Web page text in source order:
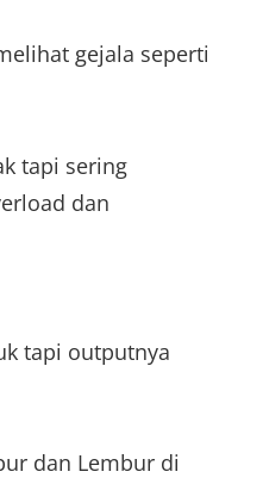
gejala seperti
tapi sering
dan
tapi outputnya
dan Lembur di